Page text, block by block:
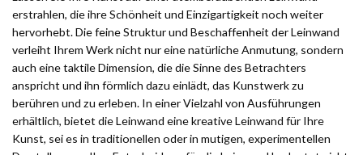
erstrahlen, die ihre Schönheit und Einzigartigkeit noch weiter
hervorhebt. Die feine Struktur und Beschaffenheit der Leinwand
verleiht Ihrem Werk nicht nur eine natürliche Anmutung, sondern
auch eine taktile Dimension, die die Sinne des Betrachters
anspricht und ihn förmlich dazu einlädt, das Kunstwerk zu
berühren und zu erleben. In einer Vielzahl von Ausführungen
erhältlich, bietet die Leinwand eine kreative Leinwand für Ihre
Kunst, sei es in traditionellen oder in mutigen, experimentellen